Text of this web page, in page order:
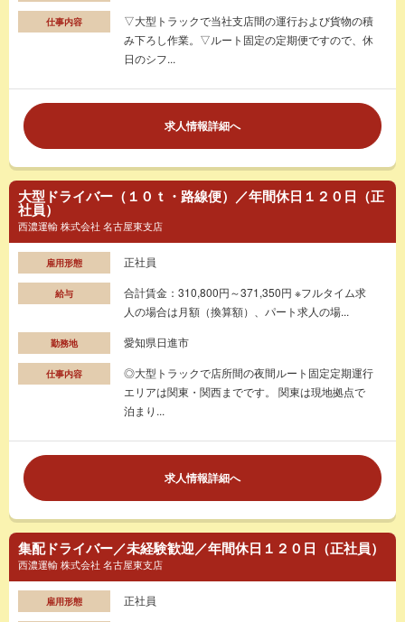
仕事内容
▽大型トラックで当社支店間の運行および貨物の積
み下ろし作業。▽ルート固定の定期便ですので、休
日のシフ...
求人情報詳細へ
大型ドライバー（１０ｔ・路線便）／年間休日１２０日（正
社員）
西濃運輸 株式会社 名古屋東支店
雇用形態 正社員
給与
合計賃金：310,800円～371,350円 ※フルタイム求
人の場合は月額（換算額）、パート求人の場...
勤務地 愛知県日進市
仕事内容
◎大型トラックで店所間の夜間ルート固定定期運行
エリアは関東・関西までです。 関東は現地拠点で
泊まり...
求人情報詳細へ
集配ドライバー／未経験歓迎／年間休日１２０日（正社員）
西濃運輸 株式会社 名古屋東支店
雇用形態 正社員